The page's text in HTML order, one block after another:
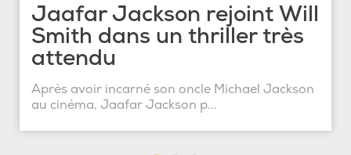
Jaafar Jackson rejoint Will
Smith dans un thriller très
attendu
Après avoir incarné son oncle Michael Jackson
au cinéma, Jaafar Jackson p...